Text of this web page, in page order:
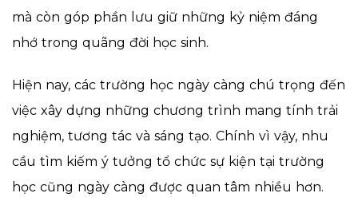
mà còn góp phần lưu giữ những kỷ niệm đáng
nhớ trong quãng đời học sinh.
Hiện nay, các trường học ngày càng chú trọng đến
việc xây dựng những chương trình mang tính trải
nghiệm, tương tác và sáng tạo. Chính vì vậy, nhu
cầu tìm kiếm ý tưởng tổ chức sự kiện tại trường
học cũng ngày càng được quan tâm nhiều hơn.